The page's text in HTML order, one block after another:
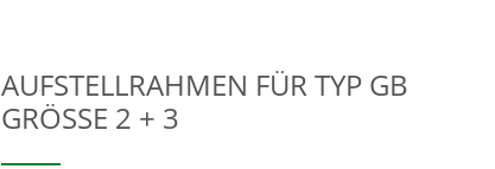
AUFSTELLRAHMEN FÜR TYP GB
GRÖSSE 2 + 3